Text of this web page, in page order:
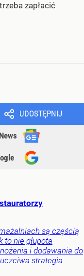
zapłacić
UDOSTĘPNIJ
są częścią
nie głupota
i dodawania do
strategia